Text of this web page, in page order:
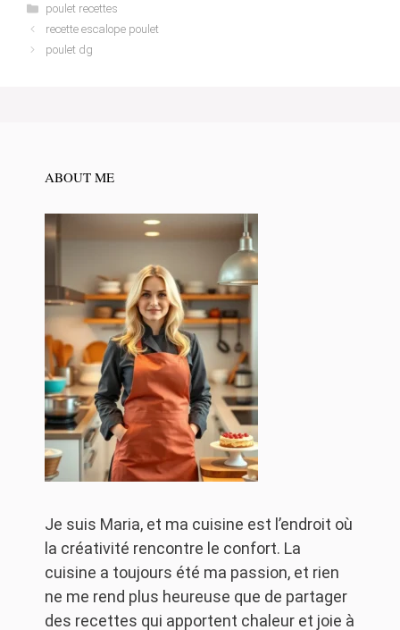
Categories
poulet recettes
recette escalope poulet
poulet dg
ABOUT ME
Je suis Maria, et ma cuisine est l’endroit où
la créativité rencontre le confort. La
cuisine a toujours été ma passion, et rien
ne me rend plus heureuse que de partager
des recettes qui apportent chaleur et joie à